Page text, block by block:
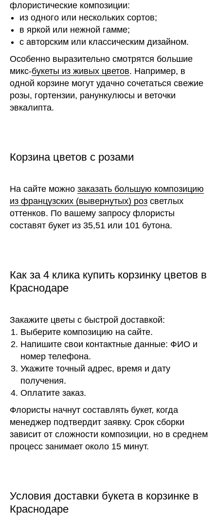
флористические композиции:
из одного или нескольких сортов;
в яркой или нежной гамме;
с авторским или классическим дизайном.
Особенно выразительно смотрятся большие
микс-букеты из живых цветов. Например, в
одной корзине могут удачно сочетаться свежие
розы, гортензии, ранункулюсы и веточки
эвкалипта.
Корзина цветов с розами
На сайте можно заказать большую композицию
из французских (вывернутых) роз светлых
оттенков. По вашему запросу флористы
составят букет из 35,51 или 101 бутона.
Как за 4 клика купить корзинку цветов в
Краснодаре
Закажите цветы с быстрой доставкой:
Выберите композицию на сайте.
Напишите свои контактные данные: ФИО и
номер телефона.
Укажите точный адрес, время и дату
получения.
Оплатите заказ.
Флористы начнут составлять букет, когда
менеджер подтвердит заявку. Срок сборки
зависит от сложности композиции, но в среднем
процесс занимает около 15 минут.
Условия доставки букета в корзинке в
Краснодаре